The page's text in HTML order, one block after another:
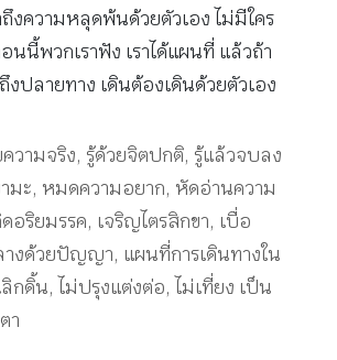
ถึงความหลุดพ้นด้วยตัวเอง ไม่มีใคร
นนี้พวกเราฟัง เราได้แผนที่ แล้วถ้า
งปลายทาง เดินต้องเดินด้วยตัวเอง
วามจริง, รู้ด้วยจิตปกติ, รู้แล้วจบลง
มะ, หมดความอยาก, หัดอ่านความ
ดอริยมรรค, เจริญไตรสิกขา, เบื่อ
างด้วยปัญญา, แผนที่การเดินทางใน
ลิกดิ้น, ไม่ปรุงแต่งต่อ, ไม่เที่ยง เป็น
า